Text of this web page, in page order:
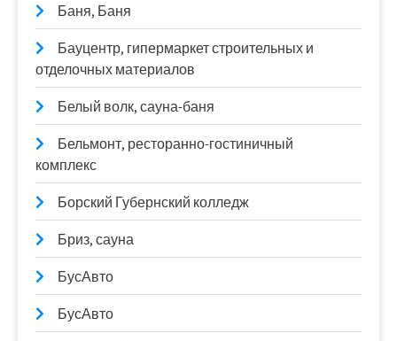
Баня, Баня
Бауцентр, гипермаркет строительных и
отделочных материалов
Белый волк, сауна-баня
Бельмонт, ресторанно-гостиничный
комплекс
Борский Губернский колледж
Бриз, сауна
БусАвто
БусАвто